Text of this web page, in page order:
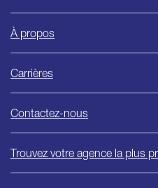
À propos
Carrières
Contactez-nous
Trouvez votre agence la plus